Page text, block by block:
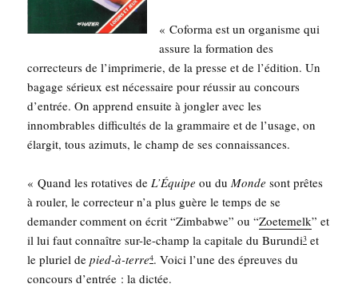
« Cofor­ma est un orga­nisme qui
assure la for­ma­tion des
cor­rec­teurs de l’im­pri­me­rie, de la presse et de l’é­di­tion. Un
bagage sérieux est néces­saire pour réus­sir au concours
d’en­trée. On apprend ensuite à jon­gler avec les
innom­brables dif­fi­cul­tés de la gram­maire et de l’u­sage, on
élar­git, tous azi­muts, le champ de ses connaissances.
« Quand les rota­tives deL’Équipe ou duMonde sont prêtes
à rou­ler, le cor­rec­teur n’a plus guère le temps de se
deman­der com­ment on écrit “Zim­babwe” ou “Zoe­te­melk” et
il lui faut connaître sur-le-champ la capi­tale du Burun­di3 et
le plu­riel depied-à-terre4. Voi­ci l’une des épreuves du
concours d’entrée : la dictée.